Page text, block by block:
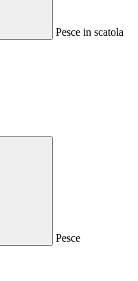
Pesce in scatola
Pesce